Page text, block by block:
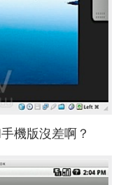
機版沒差啊？